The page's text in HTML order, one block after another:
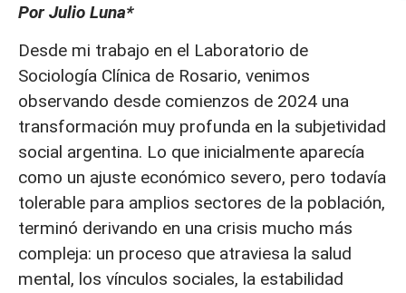
Por Julio Luna*
Desde mi trabajo en el Laboratorio de
Sociología Clínica de Rosario, venimos
observando desde comienzos de 2024 una
transformación muy profunda en la subjetividad
social argentina. Lo que inicialmente aparecía
como un ajuste económico severo, pero todavía
tolerable para amplios sectores de la población,
terminó derivando en una crisis mucho más
compleja: un proceso que atraviesa la salud
mental, los vínculos sociales, la estabilidad